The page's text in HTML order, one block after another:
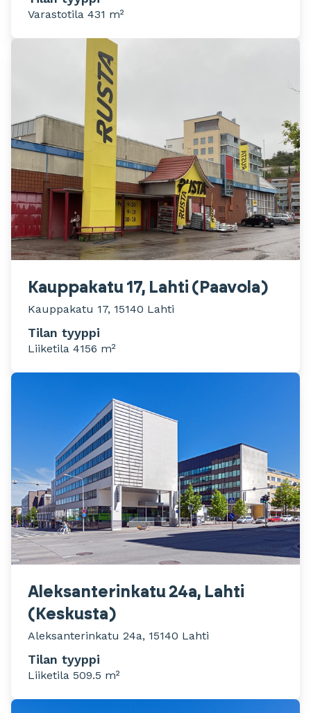
Varastotila 431 m²
Kauppakatu 17, Lahti (Paavola)
Kauppakatu 17, 15140 Lahti
Tilan tyyppi
Liiketila 4156 m²
Aleksanterinkatu 24a, Lahti
(Keskusta)
Aleksanterinkatu 24a, 15140 Lahti
Tilan tyyppi
Liiketila 509.5 m²